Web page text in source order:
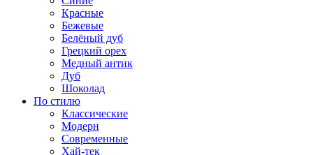
Красные
Бежевые
Белёный дуб
Грецкий орех
Медный антик
Дуб
Шоколад
По стилю
Классические
Модерн
Современные
Хай-тек